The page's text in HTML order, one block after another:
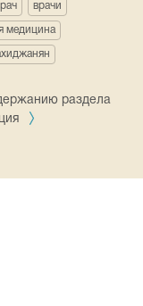
врачи
медицина
раздела